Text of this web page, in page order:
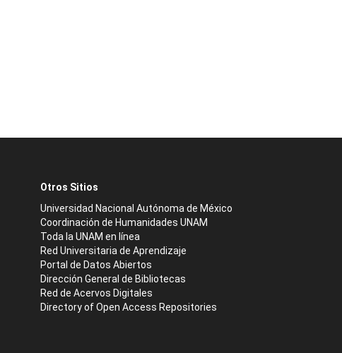
Otros Sitios
Universidad Nacional Autónoma de México
Coordinación de Humanidades UNAM
Toda la UNAM en línea
Red Universitaria de Aprendizaje
Portal de Datos Abiertos
Dirección General de Bibliotecas
Red de Acervos Digitales
Directory of Open Access Repositories